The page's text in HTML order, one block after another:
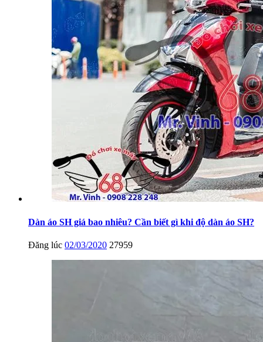
Dàn áo SH giá bao nhiêu? Cần biết gì khi độ dàn áo SH?
Đăng lúc 02/03/2020 27959